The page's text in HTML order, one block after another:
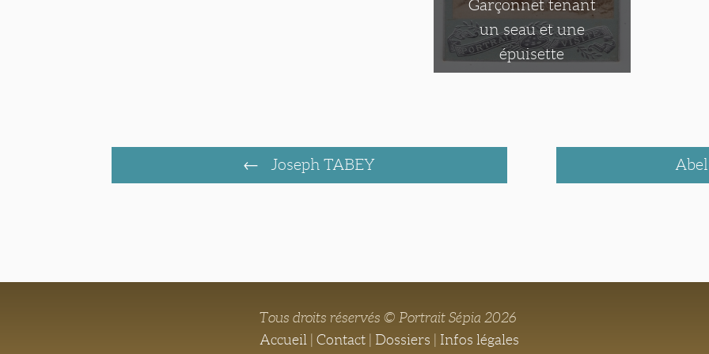
Garçonnet tenant
un seau et une
épuisette
Joseph TABEY
Tous droits réservés © Portrait Sépia 2026
Accueil |Contact Dossiers Infos légales